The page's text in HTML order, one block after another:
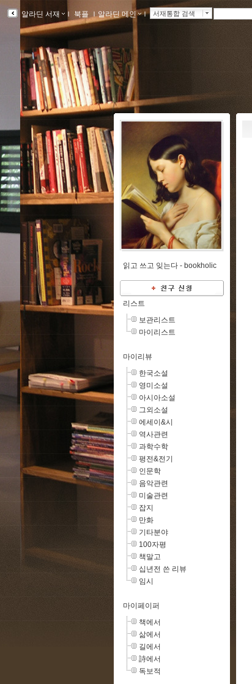
알라딘 서재 ｌ 북플 ｌ알라딘 메인 ｌ 서재통합 검색
읽고 쓰고 잊는다 - bookholic
리스트
보관리스트
마이리스트
마이리뷰
한국소설
영미소설
아시아소설
그외소설
에세이&시
역사관련
과학수학
평전&전기
인문학
음악관련
미술관련
잡지
만화
기타분야
100자평
책말고
십년전 쓴 리뷰
임시
마이페이퍼
책에서
삶에서
길에서
詩에서
독보적